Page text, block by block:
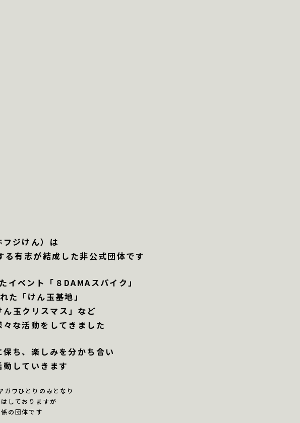
フジけん）は
る有志が結成した非公式団体です
イベント「８DAMAスパイク」
た「けん玉基地」
ん玉クリスマス」など
々な活動をしてきました
ち、楽しみを分かち合い
動していきます
ガワひとりのみとなり
しておりますが
の団体です